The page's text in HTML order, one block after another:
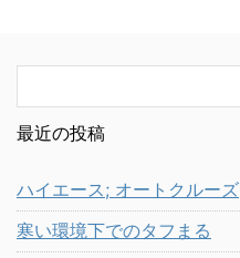
最近の投稿
ハイエース; オートクルーズ
寒い環境下でのタフまる